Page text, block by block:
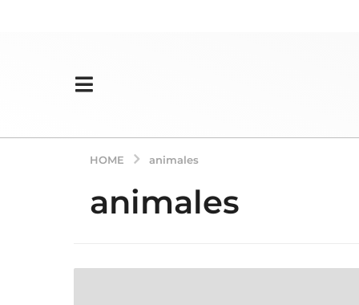
HOME animales
animales